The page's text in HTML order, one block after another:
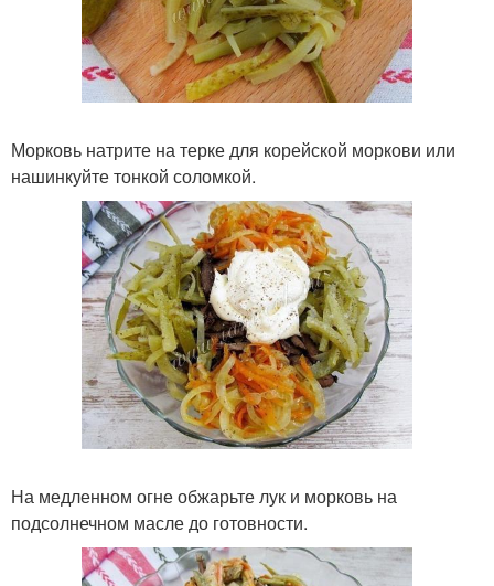
Морковь натрите на терке для корейской моркови или
нашинкуйте тонкой соломкой.
На медленном огне обжарьте лук и морковь на
подсолнечном масле до готовности.